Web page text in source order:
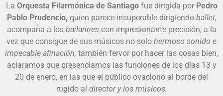
La Orquesta Filarmónica de Santiagofue dirigida por Pedro
Pablo Prudencio, quien parece insuperable dirigiendoballet,
acompaña a los bailarinescon impresionante precisión, a la
vez que consigue de sus músicos no solo hermoso sonido e
impecable afinación, también fervor por hacer las cosas bien,
aclaramos que presenciamos las funciones de los días 13 y
20 de enero, en las que el público ovacionó al borde del
rugido al director y los músicos.